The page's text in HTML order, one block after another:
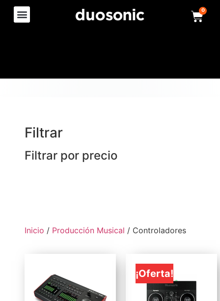
0
Filtrar
Filtrar por precio
Inicio / Producción Musical / Controladores
¡Oferta!